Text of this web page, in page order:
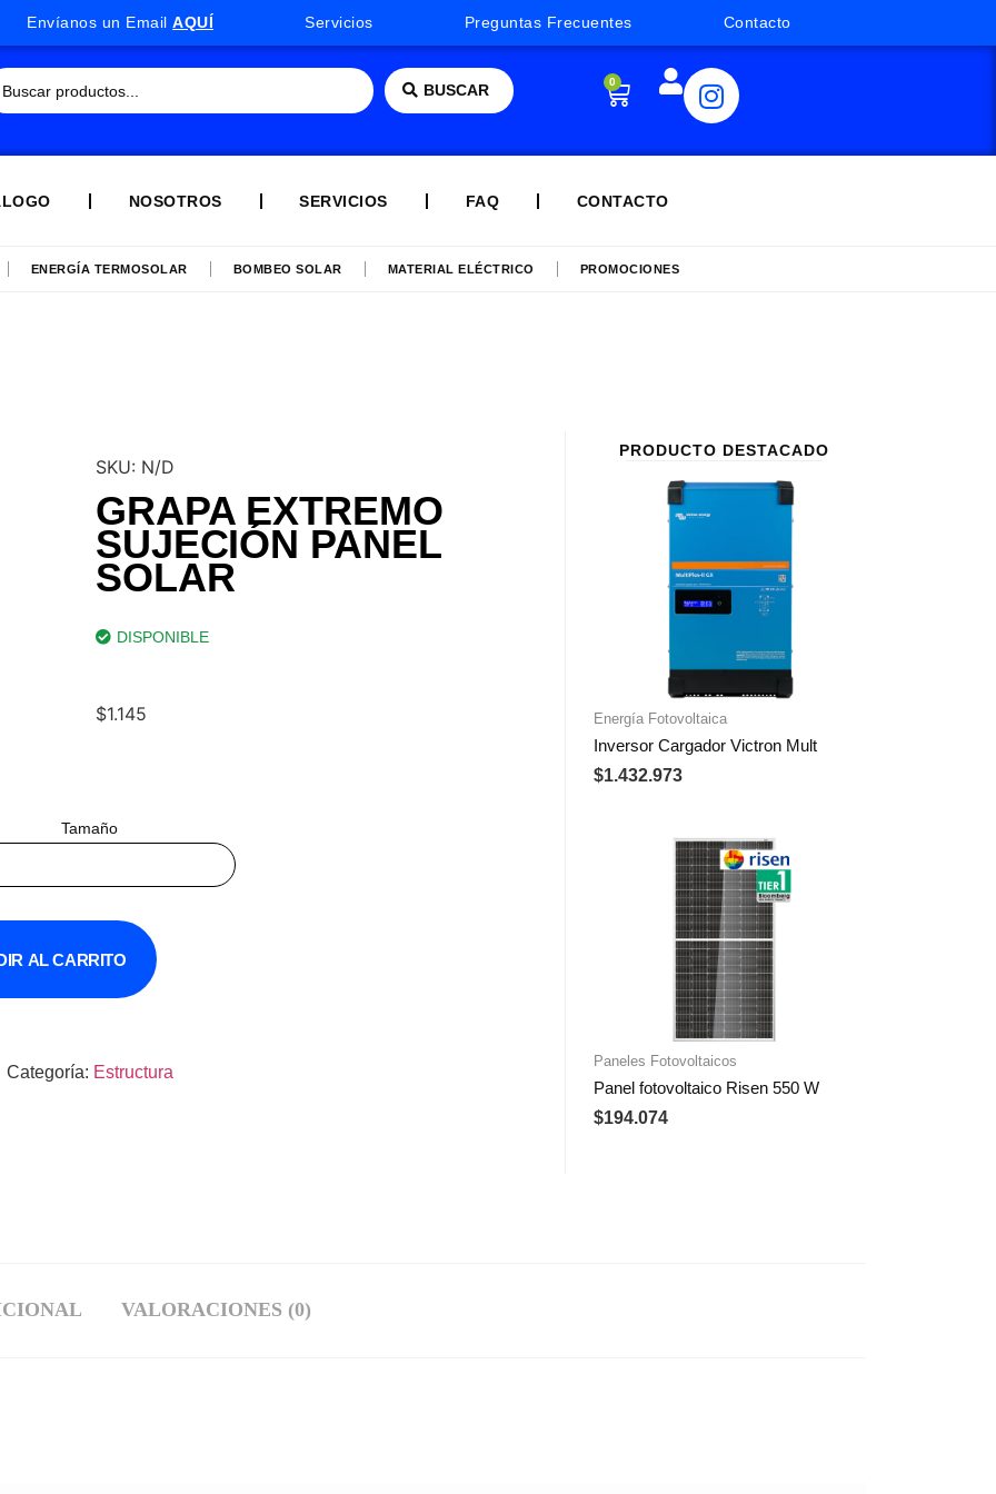
Envíanos un EmailAQUÍ Servicios Preguntas Frecuentes Contacto
BUSCAR 0
NOSOTROS SERVICIOS FAQ CONTACTO
ENERGÍA TERMOSOLAR BOMBEO SOLAR MATERIAL ELÉCTRICO PROMOCIONES
SKU: N/D
GRAPA EXTREMO
SUJECIÓN PANEL
SOLAR
DISPONIBLE
$1.145
Tamaño
AL CARRITO
Categoría: Estructura
PRODUCTO DESTACADO
Energía Fotovoltaica
Inversor Cargador Victron Mult
$1.432.973
Paneles Fotovoltaicos
Panel fotovoltaico Risen 550 W
$194.074
VALORACIONES (0)